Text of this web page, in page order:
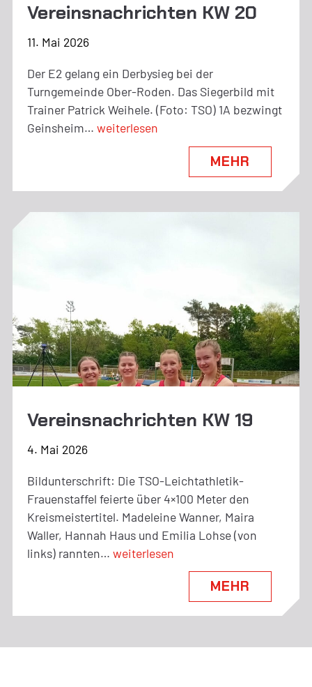
Vereinsnachrichten KW 20
11. Mai 2026
Der E2 gelang ein Derbysieg bei der
Turngemeinde Ober-Roden. Das Siegerbild mit
Trainer Patrick Weihele. (Foto: TSO) 1A bezwingt
Geinsheim… Vereinsnachrichten
weiterlesen
MEHR
Vereinsnachrichten KW 19
4. Mai 2026
Bildunterschrift: Die TSO-Leichtathletik-
Frauenstaffel feierte über 4×100 Meter den
Kreismeistertitel. Madeleine Wanner, Maira
Waller, Hannah Haus und Emilia Lohse (von
links) rannten… Vereinsnachrichten
weiterlesen
MEHR